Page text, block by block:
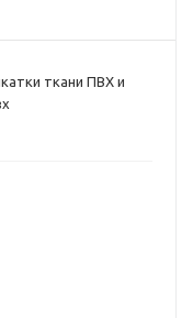
ткани ПВХ и